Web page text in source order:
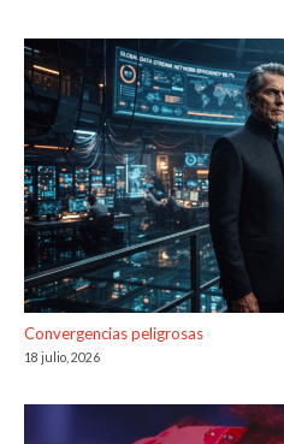
Convergencias peligrosas
18 julio, 2026